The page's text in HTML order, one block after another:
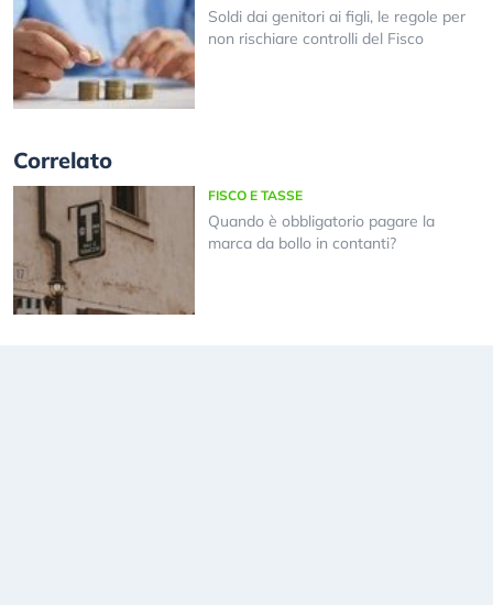
Soldi dai genitori ai figli, le regole per
non rischiare controlli del Fisco
Correlato
FISCO E TASSE
Quando è obbligatorio pagare la
marca da bollo in contanti?